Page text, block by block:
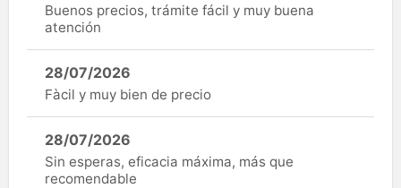
Buenos precios, trámite fácil y muy buena
atención
28/07/2026
Fàcil y muy bien de precio
28/07/2026
Sin esperas, eficacia máxima, más que
recomendable